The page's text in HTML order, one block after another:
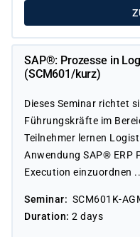
SAP®: Prozesse in
(SCM601/kurz)
Dieses Seminar richtet
Führungskräfte im
Teilnehmer lernen
Anwendung SAP® ERP
Execution einzuordnen
Seminar
SCM601K-
Duration 2 days